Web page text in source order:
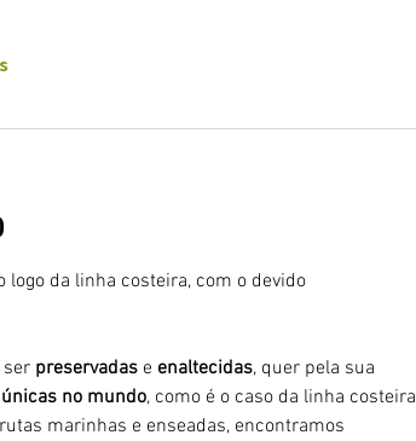
logo da linha costeira, com o devido
preservadas e enaltecidas, quer pela sua
únicas no mundo, como é o caso da linha costeira
marinhas e enseadas, encontramos